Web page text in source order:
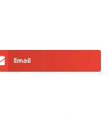
Email